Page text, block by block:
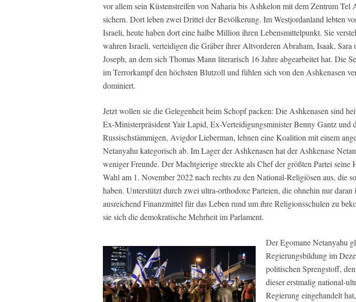
vor allem sein Küstenstreifen von Naharia bis Ashkelon mit dem Zentrum Tel
sichern. Dort leben zwei Drittel der Bevölkerung. Im Westjordanland lebten
Israeli, heute haben dort eine halbe Million ihren Lebensmittelpunkt. Sie
wahren Israeli, verteidigen die Gräber ihrer Altvorderen Abraham, Isaak, Sara
Joseph, an dem sich Thomas Mann literarisch 16 Jahre abgearbeitet hat. Die
im Terrorkampf den höchsten Blutzoll und fühlen sich von den Ashkenasen
dominiert.
Jetzt wollen sie die Gelegenheit beim Schopf packen: Die Ashkenasen sind
Ex-Ministerpräsident Yair Lapid, Ex-Verteidigungsminister Benny Gantz und
Russischstämmigen, Avigdor Lieberman, lehnen eine Koalition mit einem
Netanyahu kategorisch ab. Im Lager der Ashkenasen hat der Ashkenase
weniger Freunde. Der Machtgierige streckte als Chef der größten Partei seine
Wahl am 1. November 2022 nach rechts zu den National-Religiösen aus, die
haben. Unterstützt durch zwei ultra-orthodoxe Parteien, die ohnehin nur daran
ausreichend Finanzmittel für das Leben rund um ihre Religionsschulen zu
sie sich die demokratische Mehrheit im Parlament.
Der Egomane Netanyahu
Regierungsbildung im
politischen Sprengstoff,
dieser erstmalig national-
Regierung eingehandelt